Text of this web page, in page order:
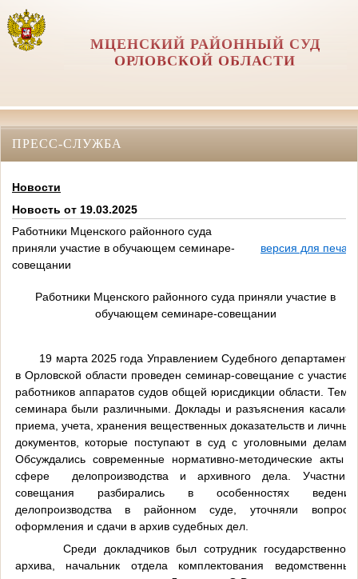
МЦЕНСКИЙ РАЙОННЫЙ СУД
ОРЛОВCКОЙ ОБЛАСТИ
ПРЕСС-СЛУЖБА
Новости
Новость от 19.03.2025
Работники Мценского районного суда
приняли участие в обучающем семинаре-
совещании
версия для печати
Работники Мценского районного суда приняли участие в
обучающем семинаре-совещании
19 марта 2025 года Управлением Судебного департамента
в Орловской области проведен семинар-совещание с участием
работников аппаратов судов общей юрисдикции области. Темы
семинара были различными. Доклады и разъяснения касались
приема, учета, хранения вещественных доказательств и личных
документов, которые поступают в суд с уголовными делами.
Обсуждались современные нормативно-методические акты в
сфере делопроизводства и архивного дела. Участники
совещания разбирались в особенностях ведения
делопроизводства в районном суде, уточняли вопросы
оформления и сдачи в архив судебных дел.
Среди докладчиков был сотрудник государственного
архива, начальник отдела комплектования ведомственных